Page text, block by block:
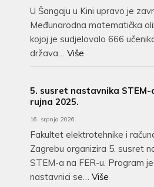
U Šangaju u Kini upravo je
Međunarodna matematička
kojoj je sudjelovalo 666
država…Više
5. susret nastavnika STEM-
rujna 2025.
16. srpnja 2026.
Fakultet elektrotehnike i
Zagrebu organizira 5. susret
STEM-a na FER-u. Program
nastavnici se…Više